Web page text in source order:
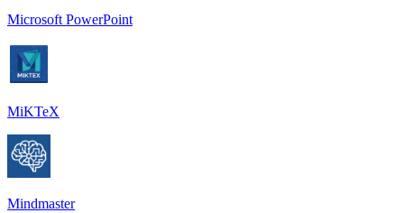
Microsoft PowerPoint
MiKTeX
Mindmaster